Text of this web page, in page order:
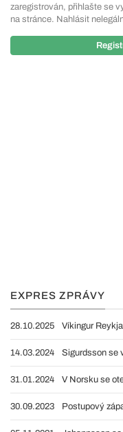
zaregistrován, přihlašte se
na stránce. Nahlásit
EXPRES ZPRÁVY
28.10.2025 Víkingur
14.03.2024 Sigurdsson se
31.01.2024 V Norsku se
30.09.2023 Postupový